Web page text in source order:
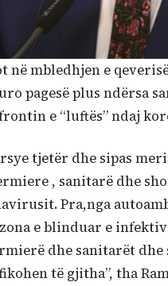
mbledhjen e
pagesë plus ndërsa
e “luftës” ndaj
tjetër dhe sipas
, sanitarë dhe
Pra,nga
e blinduar e
dhe sanitarët dhe
të gjitha”, tha